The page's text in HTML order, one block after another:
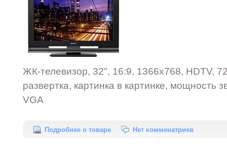
ЖК-телевизор, 32", 16:9, 1366x768, HDTV,
развертка, картинка в картинке, мощность
VGA
Подробнее о товаре Нет комменатриев